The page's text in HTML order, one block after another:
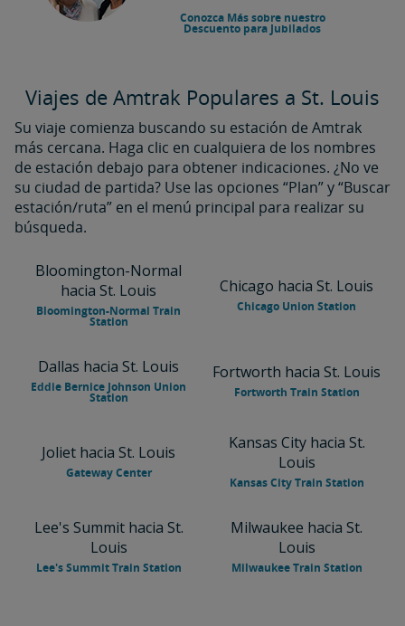
Conozca Más sobre nuestro
Descuento para Jubilados
Viajes de Amtrak Populares a St. Louis
Su viaje comienza buscando su estación de Amtrak
más cercana. Haga clic en cualquiera de los nombres
de estación debajo para obtener indicaciones. ¿No ve
su ciudad de partida? Use las opciones “Plan” y “Buscar
estación/ruta” en el menú principal para realizar su
búsqueda.
Bloomington-Normal
hacia St. Louis
Bloomington-Normal Train
Station
Chicago hacia St. Louis
Chicago Union Station
Dallas hacia St. Louis
Eddie Bernice Johnson Union
Station
Fortworth hacia St. Louis
Fortworth Train Station
Joliet hacia St. Louis
Gateway Center
Kansas City hacia St.
Louis
Kansas City Train Station
Lee's Summit hacia St.
Louis
Lee's Summit Train Station
Milwaukee hacia St.
Louis
Milwaukee Train Station